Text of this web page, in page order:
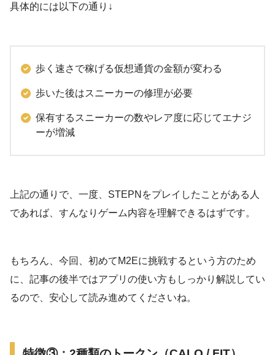
具体的には以下の通り↓
歩く速さで稼げる仮想通貨の金額が変わる
歩いた後はスニーカーの修理が必要
保有するスニーカーの数やレア度に応じてエナジ
ーが増減
上記の通りで、一度、STEPNをプレイしたことがある人
であれば、すんなりゲーム内容を理解できるはずです。
もちろん、今回、初めてM2Eに挑戦するという方のため
に、記事の後半ではアプリの使い方もしっかり解説してい
るので、安心して読み進めてくださいね。